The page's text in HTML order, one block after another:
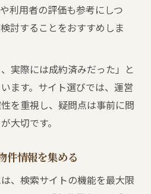
利用者の評価も参考にしつ
討することをおすすめしま
実際には成約済みだった」と
ます。サイト選びでは、運営
を重視し、疑問点は事前に問
大切です。
件情報を集める
、検索サイトの機能を最大限